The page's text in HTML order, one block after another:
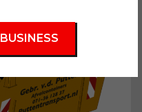
BUSINESS